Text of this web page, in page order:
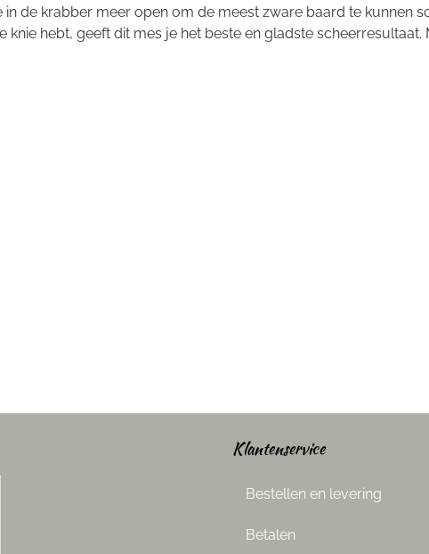
in de krabber meer open om de meest zware baard te kunnen
knie hebt, geeft dit mes je het beste en gladste
Klantenservice
Bestellen en levering
Betalen